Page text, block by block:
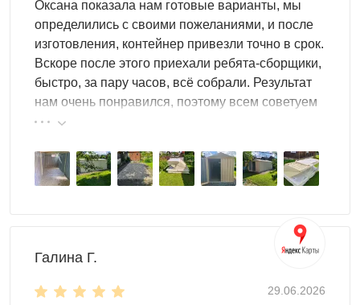
(серый и коричневый), а также другие цвета — по
запросу.
Назначение роллетных шкафов
Роллетный шкаф чаще всего берут как “бокс под колёса”
кладовку или проход в гараже. Дополнительно внутри
удобно хранить автохимию, домкрат и инструмент,
которые должны быть в быстром доступе. Рольставни
помогают сэкономить место: при открытии полотно
уходит вверх, а пространство перед шкафом остаётся
свободным.
Оксана показала нам готовые варианты, мы
определились с своими пожеланиями, и после
изготовления, контейнер привезли точно в срок.
Вскоре после этого приехали ребята-сборщики,
быстро, за пару часов, всё собрали. Результат
нам очень понравился, поэтому всем советуем
эту фирму.
Галина Г.
29.06.2026